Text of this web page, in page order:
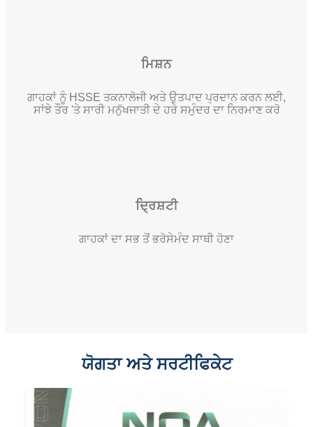
ਮਿਸ਼ਨ
ਗਾਹਕਾਂ ਨੂੰ HSSE ਤਕਨਾਲੋਜੀ ਅਤੇ ਉਤਪਾਦ ਪ੍ਰਦਾਨ ਕਰਨ ਲਈ,
ਸਾਂਝੇ ਤੌਰ 'ਤੇ ਸਾਰੀ ਮਨੁੱਖਜਾਤੀ ਦੇ ਹਰੇ ਸਮੁੰਦਰ ਦਾ ਨਿਰਮਾਣ ਕਰੋ
ਦ੍ਰਿਸ਼ਟੀ
ਗਾਹਕਾਂ ਦਾ ਸਭ ਤੋਂ ਭਰੋਸੇਮੰਦ ਸਾਥੀ ਹੋਣਾ
ਯੋਗਤਾ ਅਤੇ ਸਰਟੀਫਿਕੇਟ